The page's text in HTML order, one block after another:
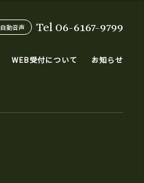
自動音声 Tel 06-6167-9799
WEB受付について お知らせ